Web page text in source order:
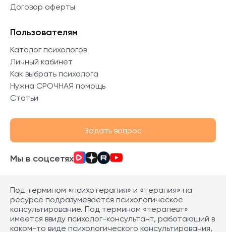
Договор оферты
Пользователям
Каталог психологов
Личный кабинет
Как выбрать психолога
Нужна СРОЧНАЯ помощь
Статьи
Задать вопрос
Мы в соцсетях
Под термином «психотерапия» и «терапия» на
ресурсе подразумевается психологическое
консультирование. Под термином «терапевт»
имеется ввиду психолог-консультант, работающий в
каком-то виде психологического консультирования,